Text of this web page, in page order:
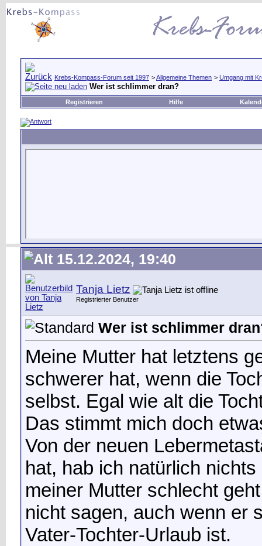
Krebs-Kompass-Forum seit 1997 >Allgemeine Themen > Umgang mit
Wer ist schlimmer dran?
Registrieren Hilfe
15.12.2024, 19:40
Tanja Lietz
Registrierter Benutzer
Wer ist schlimmer
Meine Mutter hat letztens
schwerer hat, wenn die
selbst. Egal wie alt die
Das stimmt mich doch
Von der neuen
hat, hab ich natürlich
meiner Mutter schlecht
nicht sagen, auch wenn er
Vater-Tochter-Urlaub ist.